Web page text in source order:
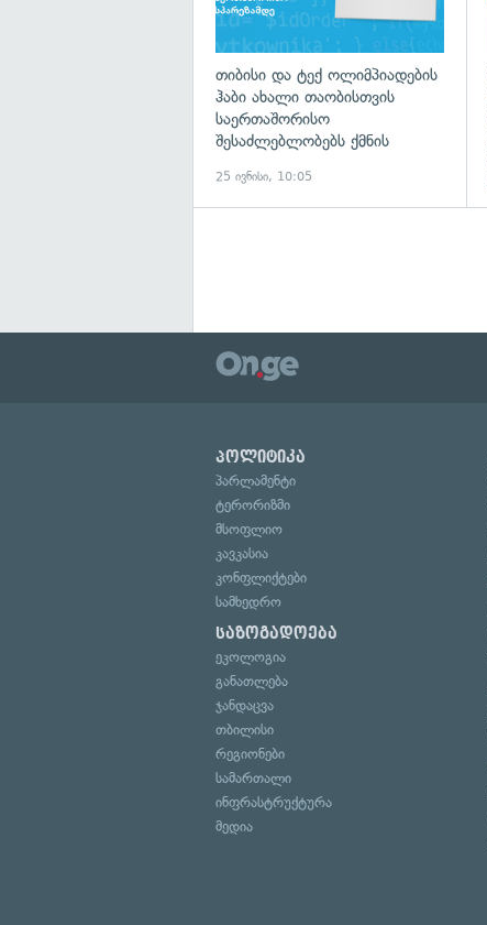
თიბისი და ტექ ოლიმპიადების
ჰაბი ახალი თაობისთვის
საერთაშორისო
შესაძლებლობებს ქმნის
25 ივნისი, 10:05
პოლიტიკა
პარლამენტი
ტერორიზმი
მსოფლიო
კავკასია
კონფლიქტები
სამხედრო
საზოგადოება
ეკოლოგია
განათლება
ჯანდაცვა
თბილისი
რეგიონები
სამართალი
ინფრასტრუქტურა
მედია